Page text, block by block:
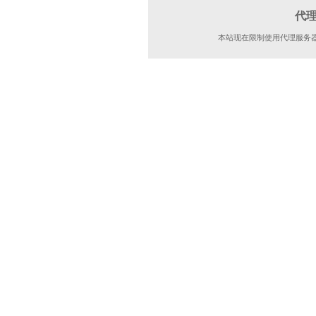
代
本站现在限制使用代理服务